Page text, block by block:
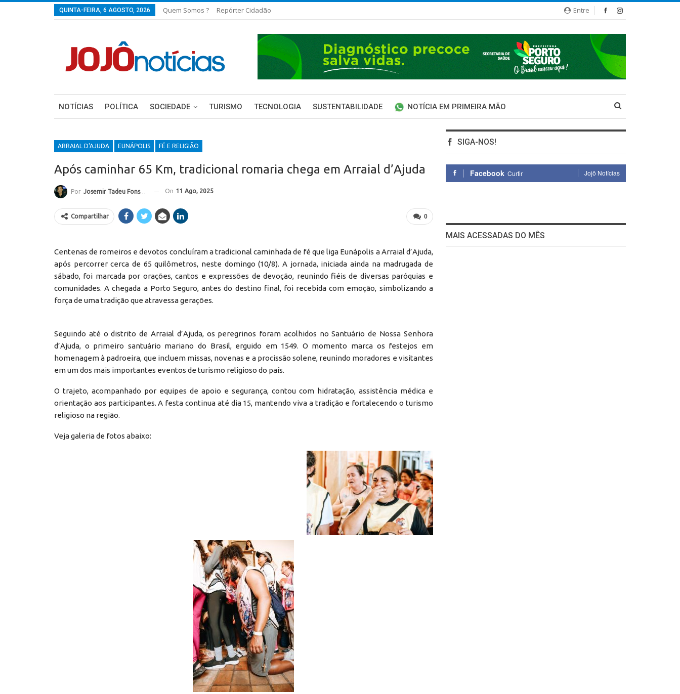
Entre
QUINTA-FEIRA, 6 AGOSTO, 2026 Quem Somos ? Repórter Cidadão
NOTÍCIAS POLÍTICA SOCIEDADE TURISMO TECNOLOGIA SUSTENTABILIDADE NOTÍCIA EM PRIMEIRA MÃO
ARRAIAL D'AJUDA EUNÁPOLIS FÉ E RELIGIÃO
Após caminhar 65 Km, tradicional romaria chega em Arraial d’Ajuda
Por Josemir Tadeu Fonseca On 11 Ago, 2025
0
Compartilhar
Centenas de romeiros e devotos concluíram a tradicional caminhada de fé que liga Eunápolis a Arraial d’Ajuda,
após percorrer cerca de 65 quilômetros, neste domingo (10/8). A jornada, iniciada ainda na madrugada de
sábado, foi marcada por orações, cantos e expressões de devoção, reunindo fiéis de diversas paróquias e
comunidades. A chegada a Porto Seguro, antes do destino final, foi recebida com emoção, simbolizando a
força de uma tradição que atravessa gerações.
Seguindo até o distrito de Arraial d’Ajuda, os peregrinos foram acolhidos no Santuário de Nossa Senhora
d’Ajuda, o primeiro santuário mariano do Brasil, erguido em 1549. O momento marca os festejos em
homenagem à padroeira, que incluem missas, novenas e a procissão solene, reunindo moradores e visitantes
em um dos mais importantes eventos de turismo religioso do país.
O trajeto, acompanhado por equipes de apoio e segurança, contou com hidratação, assistência médica e
orientação aos participantes. A festa continua até dia 15, mantendo viva a tradição e fortalecendo o turismo
religioso na região.
Veja galeria de fotos abaixo:
SIGA-NOS!
Facebook Curtir Jojô Notícias
MAIS ACESSADAS DO MÊS